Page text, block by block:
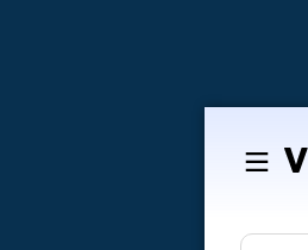
Salta
contenuto